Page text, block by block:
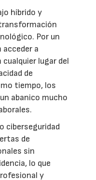
híbrido y
Por un
acceder a
lugar del
de
tiempo, los
abanico mucho
ciberseguridad
de
sin
lo que
y